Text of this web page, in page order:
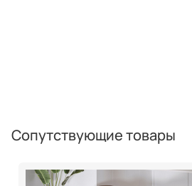
Сопутствующие товары